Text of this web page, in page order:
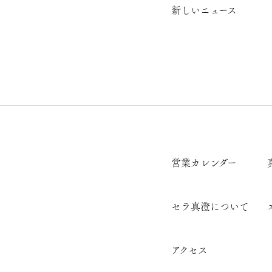
新しいニュース
営業カレンダー
セラ真澄について
アクセス